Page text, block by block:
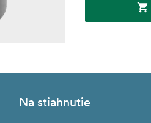
Na stiahnutie